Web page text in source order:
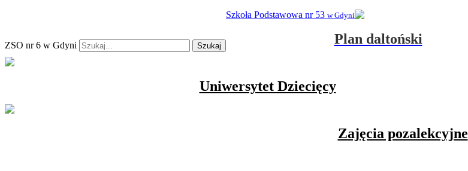
ZSO nr 6 w Gdyni Szukaj
Szkoła Podstawowa nr 53 w Gdyni
Plan daltoński
Uniwersytet Dziecięcy
Zajęcia pozalekcyjne